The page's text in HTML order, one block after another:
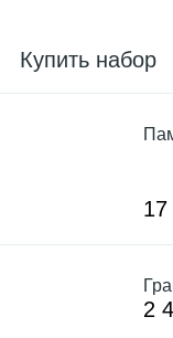
Купить набор
17
2